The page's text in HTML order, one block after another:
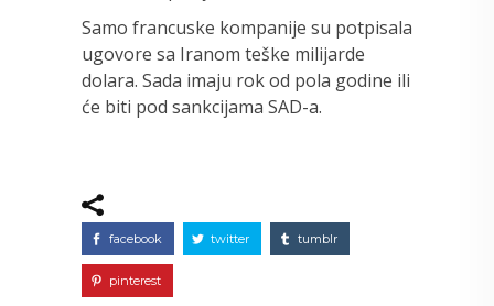
Samo francuske kompanije su potpisala
ugovore sa Iranom teške milijarde
dolara. Sada imaju rok od pola godine ili
će biti pod sankcijama SAD-a.
facebook twitter tumblr
pinterest